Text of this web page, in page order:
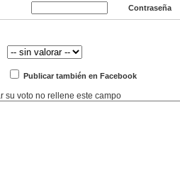
Contraseña
Publicar también en Facebook
su voto no rellene este campo